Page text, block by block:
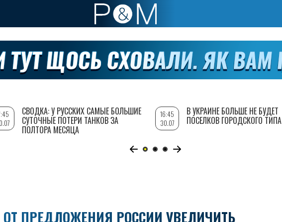
ПРЕДЛОЖЕНИЯ РОССИИ УВЕЛИЧИТЬ
СВОДКА: У РУССКИХ САМЫЕ БОЛЬШИЕ
СУТОЧНЫЕ ПОТЕРИ ТАНКОВ ЗА
ПОЛТОРА МЕСЯЦА
16:45
30.07
В УКРАИНЕ БОЛЬШЕ НЕ БУДЕТ
ПОСЕЛКОВ ГОРОДСКОГО ТИПА